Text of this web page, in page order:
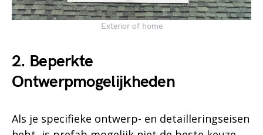
Exterior of home
2. Beperkte
Ontwerpmogelijkheden
Als je specifieke ontwerp- en detailleringseisen